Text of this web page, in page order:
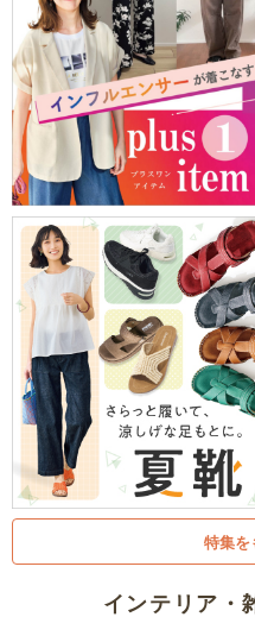
特集を
インテリア